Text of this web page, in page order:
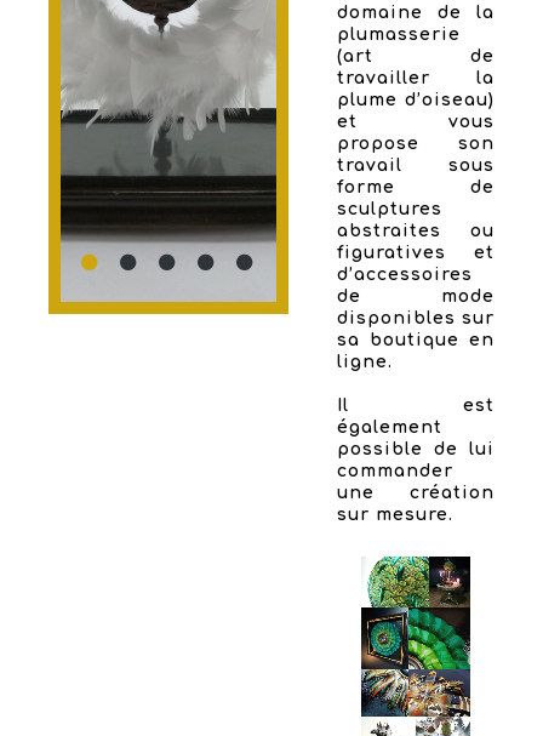
domaine de la
plumasserie
(art de
travailler la
plume d’oiseau)
et vous
propose son
travail sous
forme de
sculptures
abstraites ou
figuratives et
d’accessoires
de mode
disponibles sur
sa boutique en
ligne.
Il est
également
possible de lui
commander
une création
sur mesure.